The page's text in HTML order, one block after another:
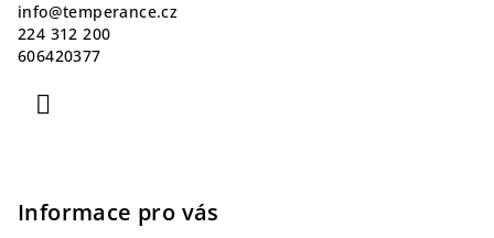
info@temperance.cz
224 312 200
606420377
Informace pro vás